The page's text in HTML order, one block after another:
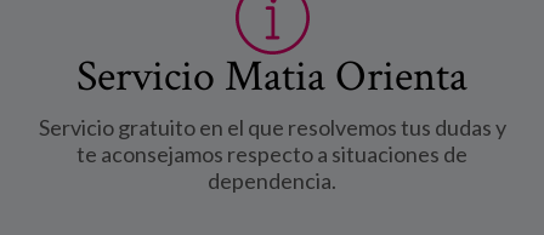
Servicio Matia Orienta
Servicio gratuito en el que resolvemos tus dudas y
te aconsejamos respecto a situaciones de
dependencia.